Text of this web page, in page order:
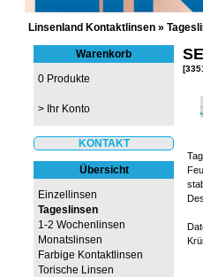
Linsenland Kontaktlinsen »
Warenkorb
0 Produkte
> Ihr Konto
KONTAKT
Übersicht
Einzellinsen
Tageslinsen
1-2 Wochenlinsen
Monatslinsen
Farbige Kontaktlinsen
Torische Linsen